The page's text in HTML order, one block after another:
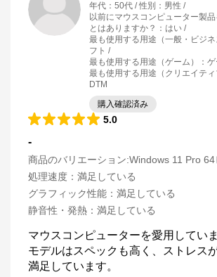
年代 ： 50代 性別 ： 男性
以前にマウスコンピューター製
とはありますか？ ： はい
最も使用する用途（一般・ビジネ
フト
最も使用する用途（ゲーム）
：
最も使用する用途（クリエイティ
DTM
購入確認済み
5.0
-
商品のバリエーション:Windows 11 Pro 64
処理速度 ： 満足している
グラフィック性能 ： 満足している
静音性・発熱 ： 満足している
マウスコンピューターを愛用してい
モデルはスペックも高く、ストレス
満足しています。